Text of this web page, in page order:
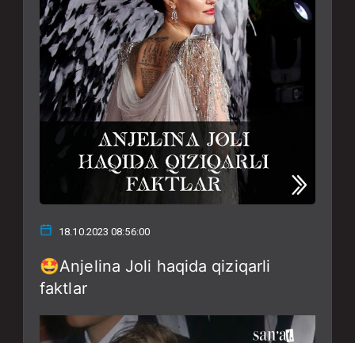
18.10.2023 08:56:00
🤩Anjelina Joli haqida qiziqarli
faktlar